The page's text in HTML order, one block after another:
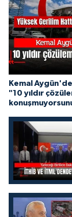
Kemal
"10 yıldır